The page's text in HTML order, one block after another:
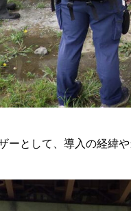
ーとして、導入の経緯